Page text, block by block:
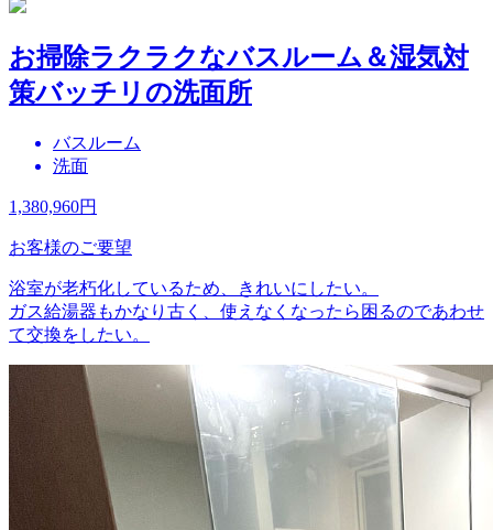
お掃除ラクラクなバスルーム＆湿気対
策バッチリの洗面所
バスルーム
洗面
1,380,960円
お客様のご要望
浴室が老朽化しているため、きれいにしたい。
ガス給湯器もかなり古く、使えなくなったら困るのであわせ
て交換をしたい。